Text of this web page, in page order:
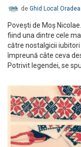
de Ghid Local Oradea
Povești de Moș
fiind una dintre cele
către nostalgicii
împreună câte ceva
Potrivit legendei, se